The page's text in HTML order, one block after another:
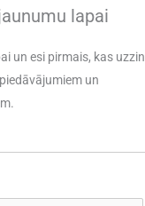
lapai
un esi pirmais, kas uzzin
un